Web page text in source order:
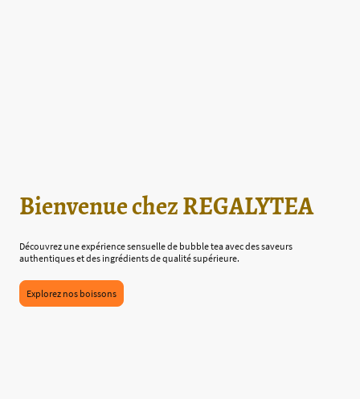
Bienvenue chez REGALYTEA
Découvrez une expérience sensuelle de bubble tea avec des saveurs
authentiques et des ingrédients de qualité supérieure.
Explorez nos boissons